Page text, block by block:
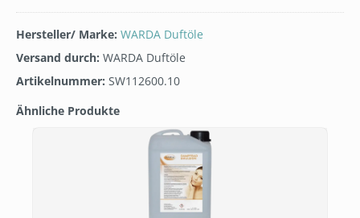
Hersteller/ Marke: WARDA Duftöle
Versand durch: WARDA Duftöle
Artikelnummer: SW112600.10
Ähnliche Produkte
Produktgalerie überspringen